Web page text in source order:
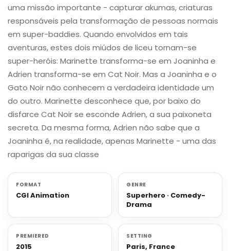
uma missão importante - capturar akumas, criaturas
responsáveis pela transformação de pessoas normais
em super-baddies. Quando envolvidos em tais
aventuras, estes dois miúdos de liceu tornam-se
super-heróis: Marinette transforma-se em Joaninha e
Adrien transforma-se em Cat Noir. Mas a Joaninha e o
Gato Noir não conhecem a verdadeira identidade um
do outro. Marinette desconhece que, por baixo do
disfarce Cat Noir se esconde Adrien, a sua paixoneta
secreta. Da mesma forma, Adrien não sabe que a
Joaninha é, na realidade, apenas Marinette - uma das
raparigas da sua classe
FORMAT
CGI Animation
GENRE
Superhero · Comedy-
Drama
PREMIERED
2015
SETTING
Paris, France